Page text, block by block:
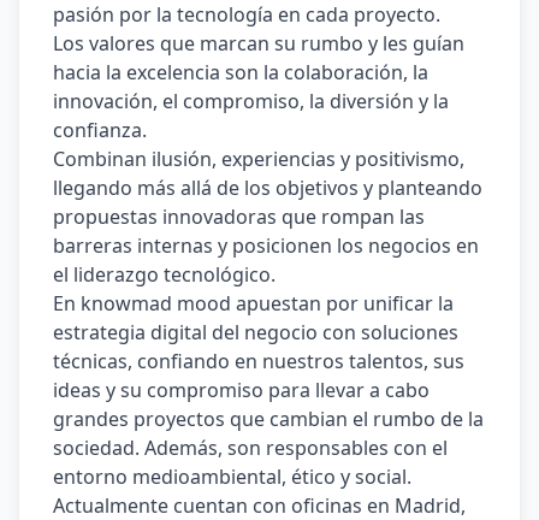
pasión por la tecnología en cada proyecto.
Los valores que marcan su rumbo y les guían
hacia la excelencia son la colaboración, la
innovación, el compromiso, la diversión y la
conﬁanza.
Combinan ilusión, experiencias y positivismo,
llegando más allá de los objetivos y planteando
propuestas innovadoras que rompan las
barreras internas y posicionen los negocios en
el liderazgo tecnológico.
En knowmad mood apuestan por unificar la
estrategia digital del negocio con soluciones
técnicas, confiando en nuestros talentos, sus
ideas y su compromiso para llevar a cabo
grandes proyectos que cambian el rumbo de la
sociedad. Además, son responsables con el
entorno medioambiental, ético y social.
Actualmente cuentan con oficinas en Madrid,